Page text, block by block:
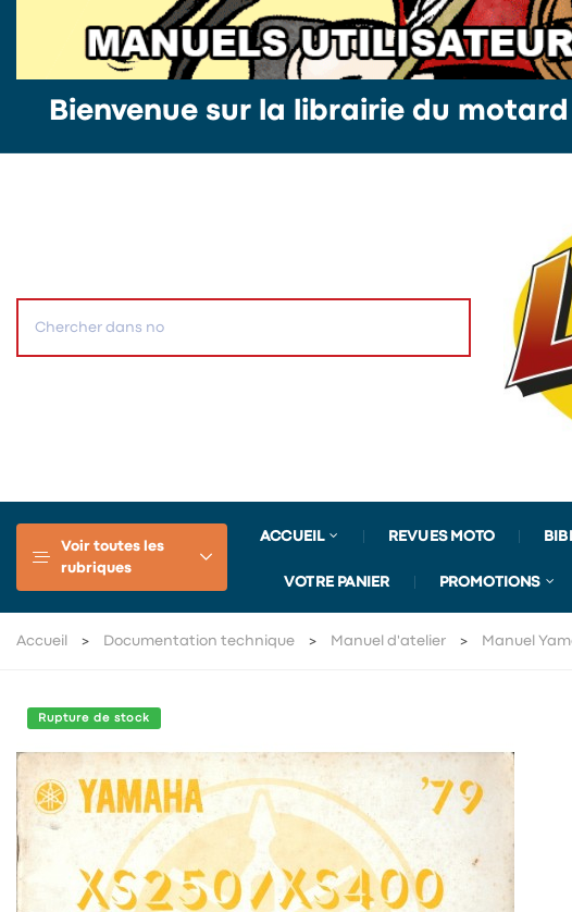
Bienvenue sur la librairie du motard
Voir toutes les
rubriques
ACCUEIL REVUES MOTO
VOTRE PANIER PROMOTIONS
Accueil Documentation technique Manuel d'atelier Manuel
Rupture de stock